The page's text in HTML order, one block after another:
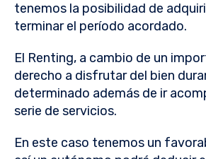
tenemos la posibilidad de
terminar el período acordado.
El Renting, a cambio de un
derecho a disfrutar del bien
determinado además de ir
serie de servicios.
En este caso tenemos un